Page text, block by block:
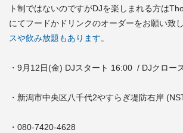
ト制ではないのですがDJを楽しまれる方は
にてフードかドリンクのオーダーをお願い致し
スや飲み放題もあります。
・9月12日(金) DJスタート 16:00 / DJクロー
・新潟市中央区八千代2やすらぎ堤防右岸
・080-7420-4628